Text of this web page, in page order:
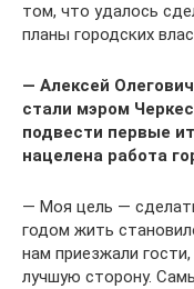
том, что удалось
планы городских
— Алексей
стали мэром
подвести первые
нацелена работа
— Моя цель —
годом жить
нам приезжали
лучшую сторону.